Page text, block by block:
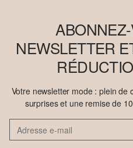
NEWSLETTER
Votre newsletter mode : plein de
surprises et une remise de